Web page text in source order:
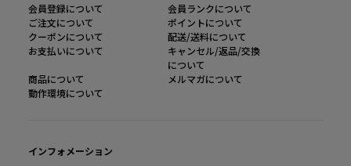
会員登録について
会員ランクについて
ご注文について
ポイントについて
クーポンについて
配送/送料について
お支払いについて
キャンセル/返品/交換
について
商品について
メルマガについて
動作環境について
インフォメーション